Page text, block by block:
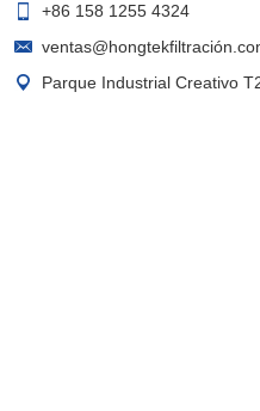
+86 158 1255 4324
Parque Industrial Creativo